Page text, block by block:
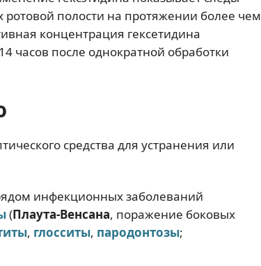
ротовой полости на протяжении более чем
концентрация гексетидина
часов после однократной обработки
средства для устранения или
инфекционных заболеваний
(Плаута-Венсана, поражение боковых
, глосситы, пародонтозы;